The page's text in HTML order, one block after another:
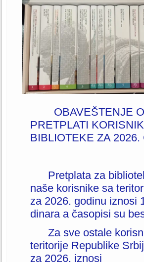
OBAVEŠTENJE O
PRETPLATI
BIBLIOTEKE ZA 2026.
Pretplata za
naše korisnike sa
za 2026. godinu iznosi
dinara a časopisi su
Za sve ostale
teritorije Republike
za 2026. iznosi